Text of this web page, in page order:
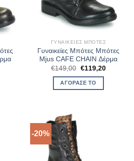
ΓΥΝΑΙΚΕΊΕΣ ΜΠΌΤΕΣ
Γυναικείες Μπότες Μπότες
Mjus CAFE CHAIN Δέρμα
€149,00 Original
was:
€149,00.
€119,20Η
ΑΓΌΡΑΣΈ ΤΟ
-20%